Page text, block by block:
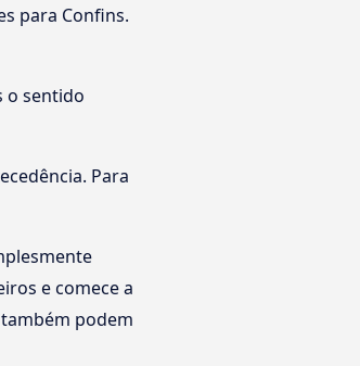
para Confins.
o sentido
Para
e comece a
também podem